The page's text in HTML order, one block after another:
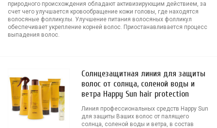
природного происхождения обладают активизирующим действием, за
счет чего улучшается кровообращение кожи головы, где находятся
волосяные фолликулы. Улучшение питания волосяных фолликул
обеспечивает укрепление корней волос. Приостанавливается процесс
выпадения волос.
Солнцезащитная линия для защиты
волос от солнца, соленой воды и
ветра Happy Sun hair protection
Линия профессиональных средств Happy Sun
для защиты Ваших волос от палящего
солнца, соленой воды и ветра, в состав